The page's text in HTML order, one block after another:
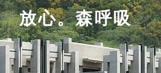
放心。森呼吸